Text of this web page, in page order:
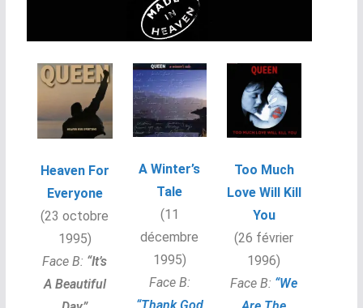
Heaven For
Everyone
(23 octobre
1995)
Face B: “It’s
A Beautiful
A Winter’s
Tale
(11
décembre
1995)
Face B:
“Thank God
Too Much
Love Will Kill
You
(26 février
1996)
Face B: “We